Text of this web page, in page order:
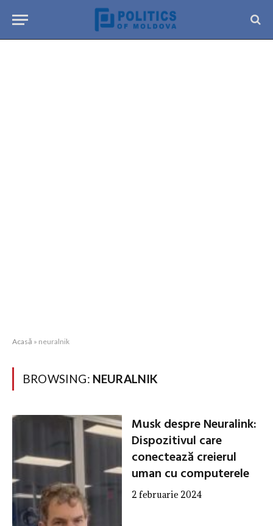
Acasă » neuralnik
BROWSING: NEURALNIK
Musk despre Neuralink:
Dispozitivul care
conectează creierul
uman cu computerele
2 februarie 2024